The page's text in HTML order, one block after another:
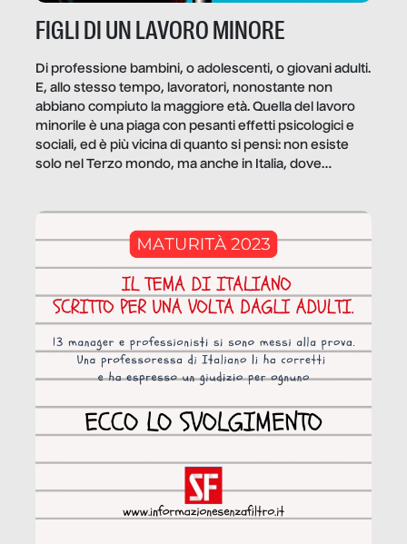
FIGLI DI UN LAVORO MINORE
Di professione bambini, o adolescenti, o giovani adulti.
E, allo stesso tempo, lavoratori, nonostante non
abbiano compiuto la maggiore età. Quella del lavoro
minorile è una piaga con pesanti effetti psicologici e
sociali, ed è più vicina di quanto si pensi: non esiste
solo nel Terzo mondo, ma anche in Italia, dove